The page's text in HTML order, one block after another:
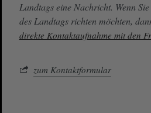
Landtags eine Nachricht. Wenn
des Landtags richten möchten,
direkte Kontaktaufnahme mit den
zum Kontaktformular